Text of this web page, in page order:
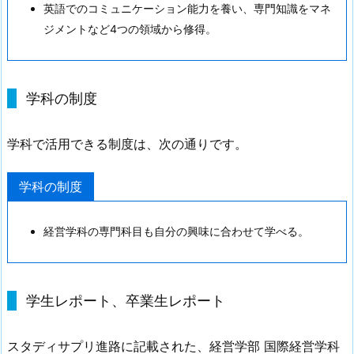
英語でのコミュニケーション能力を養い、専門知識をマネ
ジメントなど4つの領域から修得。
学科の制度
学科で活用できる制度は、次の通りです。
学科の制度
経営学科の専門科目も自分の興味に合わせて学べる。
学生レポート、卒業生レポート
スタディサプリ進路に記載された、経営学部 国際経営学科